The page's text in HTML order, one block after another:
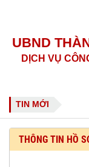
UBND
DỊCH VỤ
TIN MỚI
THÔNG TIN HỒ